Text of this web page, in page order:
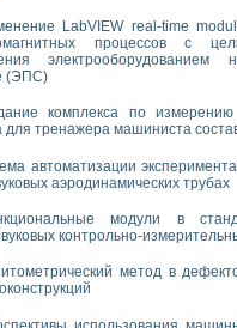
LabVIEW real-time
процессов с
электрооборудованием
(ЭПС)
комплекса по измерению
для тренажера машиниста
автоматизации
аэродинамических трубах
модули в
контрольно-
метод в